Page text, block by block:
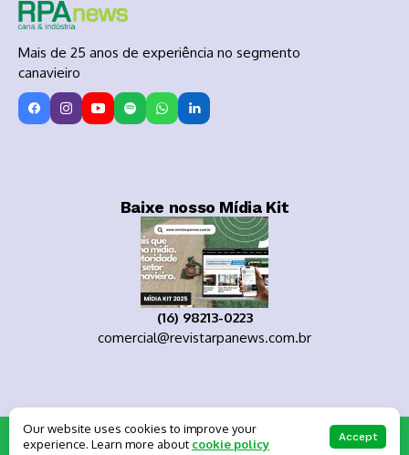
Mais de 25 anos de experiência no segmento
canavieiro
Baixe nosso Mídia Kit
(16) 98213-0223
comercial@revistarpanews.com.br
Copyright 2025
Our website uses cookies to improve your
experience. Learn more about cookie policy Accept